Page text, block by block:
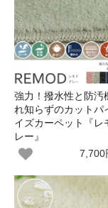
強力！撥水性と防汚
れ知らずのカットパ
イズカーペット『
レー』
7,700